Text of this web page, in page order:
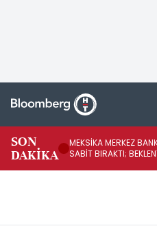
SON
DAKİKA
MEKSİKA MERKEZ
SABİT BIRAKTI;